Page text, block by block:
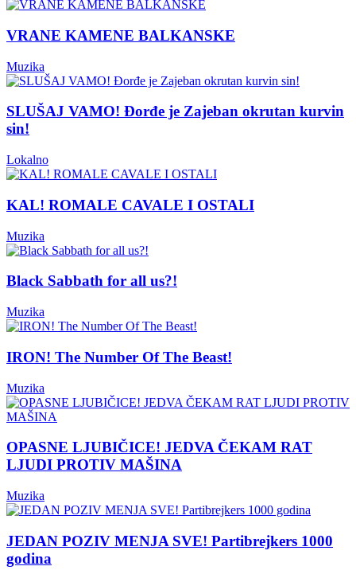
VRANE KAMENE BALKANSKE
Muzika
SLUŠAJ VAMO! Đorđe je Zajeban okrutan kurvin
sin!
Lokalno
KAL! ROMALE CAVALE I OSTALI
Muzika
Black Sabbath for all us?!
Muzika
IRON! The Number Of The Beast!
Muzika
OPASNE LJUBIČICE! JEDVA ČEKAM RAT
LJUDI PROTIV MAŠINA
Muzika
JEDAN POZIV MENJA SVE! Partibrejkers 1000
godina